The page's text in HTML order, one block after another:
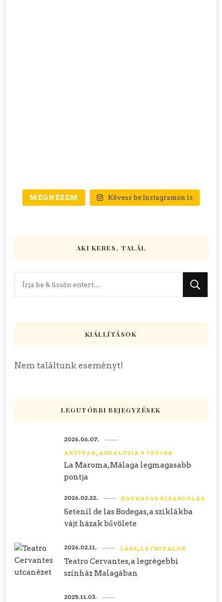
MEGNÉZEM Kövess be Instagramon is
AKI KERES, TALÁL
Keres
KIÁLLÍTÁSOK
Nem találtunk eseményt!
LEGUTÓBBI BEJEGYZÉSEK
AKTÍVAN ANDALÚZIA 8 CSÚCSA
La Maroma, Málaga legmagasabb
pontja
2026.06.07.
EGYNAPOS KIRÁNDULÁS
Setenil de las Bodegas, a sziklákba
vájt házak bűvölete
2026.02.22.
LÁSS LÁTNIVALÓK
Teatro Cervantes, a legrégebbi
színház Malagában
2026.02.11.
2025.11.03.